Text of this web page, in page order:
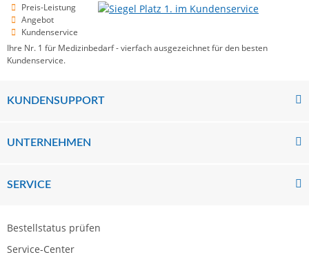
Preis-Leistung
Angebot
Kundenservice
Ihre Nr. 1 für Medizinbedarf - vierfach ausgezeichnet für den besten
Kundenservice.
KUNDENSUPPORT
UNTERNEHMEN
SERVICE
Bestellstatus prüfen
Service-Center